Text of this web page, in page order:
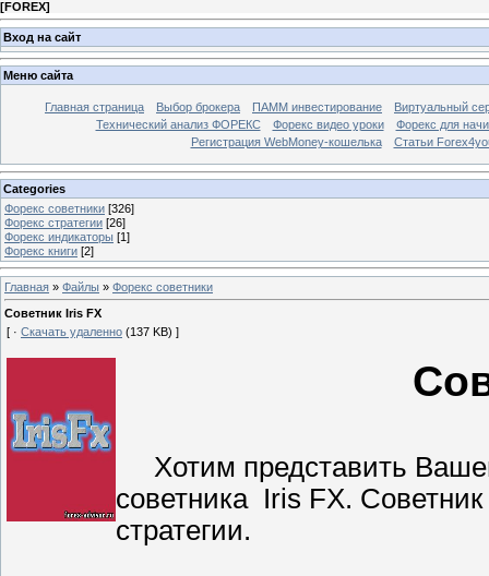
[FOREX]
Вход на сайт
Меню сайта
Главная страница Выбор брокера ПАММ инвестирование
Виртуальный
Технический анализ ФОРЕКС
Форекс видео уроки
Форекс для
Регистрация WebMoney-кошелька
Статьи
Categories
Форекс cоветники [326]
Форекс стратегии [26]
Форекс индикаторы [1]
Форекс книги [2]
Главная » Файлы » Форекс cоветники
Советник Iris FX
[ · Скачать удаленно (137 KB) ]
Хотим представить
советника Iris FX.
стратегии.